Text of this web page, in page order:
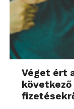
Véget ért
következő